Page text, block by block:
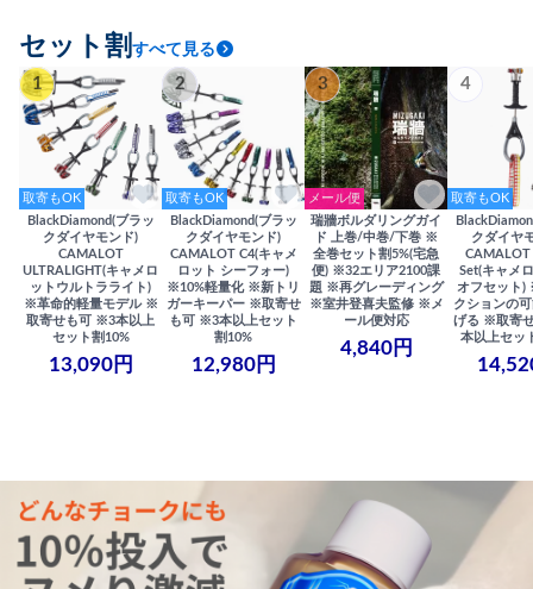
セット割 すべて見る
1
取寄もOK
BlackDiamond(ブラッ
クダイヤモンド)
CAMALOT
ULTRALIGHT(キャメロ
ットウルトラライト)
※革命的軽量モデル ※
取寄せも可 ※3本以上
セット割10%
13,090円
2
取寄もOK
BlackDiamond(ブラッ
クダイヤモンド)
CAMALOT C4(キャメ
ロット シーフォー)
※10%軽量化 ※新トリ
ガーキーパー ※取寄せ
も可 ※3本以上セット
割10%
12,980円
3
メール便
瑞牆ボルダリングガイ
ド 上巻/中巻/下巻 ※
全巻セット割5%(宅急
便) ※32エリア2100課
題 ※再グレーディング
※室井登喜夫監修 ※メ
ール便対応
4,840円
4
取寄もOK
クダイヤ
Set(キャメ
オフセット)
クションの
げる ※取寄
本以上セッ